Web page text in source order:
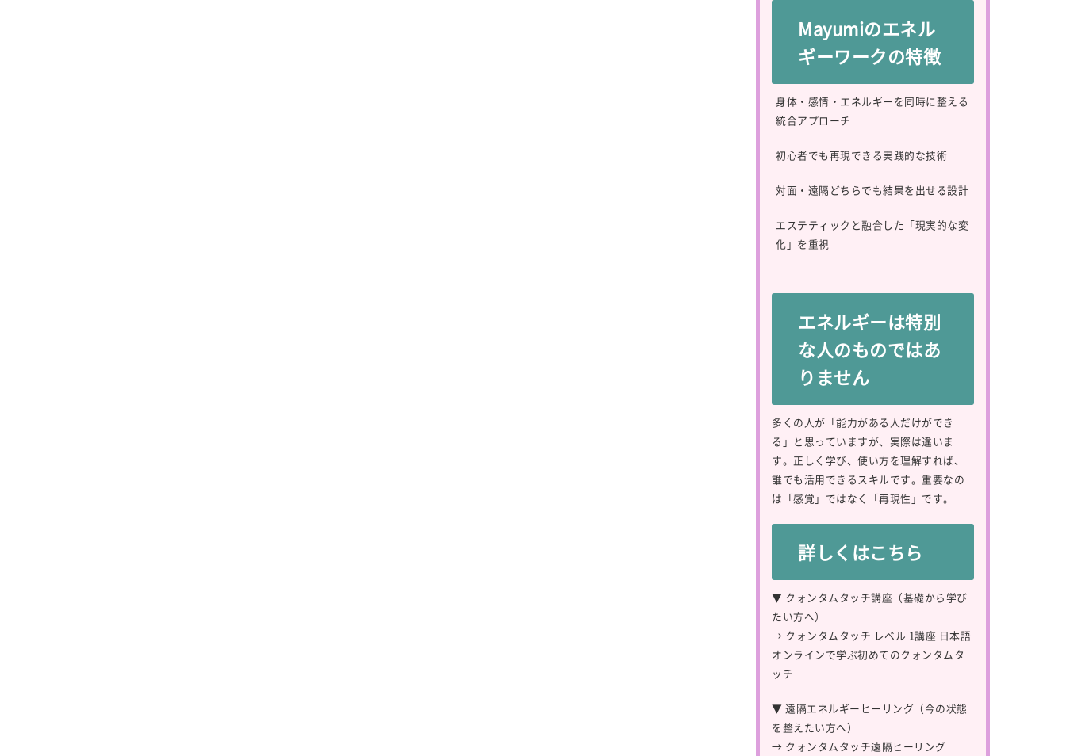
Mayumiのエネル
ギーワークの特徴
身体・感情・エネルギーを同時に整える
統合アプローチ
初心者でも再現できる実践的な技術
対面・遠隔どちらでも結果を出せる設計
エステティックと融合した「現実的な変
化」を重視
エネルギーは特別
な人のものではあ
りません
多くの人が「能力がある人だけができ
る」と思っていますが、実際は違いま
す。正しく学び、使い方を理解すれば、
誰でも活用できるスキルです。重要なの
は「感覚」ではなく「再現性」です。
詳しくはこちら
▼ クォンタムタッチ講座（基礎から学び
たい方へ）
→ クォンタムタッチ レベル 1講座 日本語
オンラインで学ぶ初めてのクォンタムタ
ッチ
▼ 遠隔エネルギーヒーリング（今の状態
を整えたい方へ）
→ クォンタムタッチ遠隔ヒーリング